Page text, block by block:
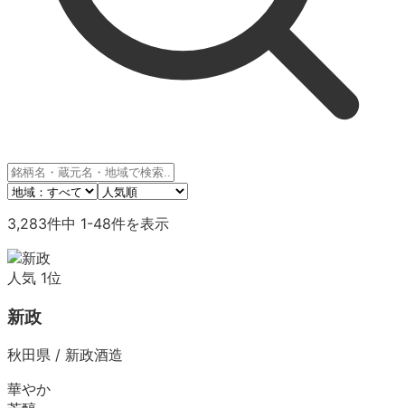
3,283件中 1-48件を表示
人気 1位
新政
秋田県 / 新政酒造
華やか